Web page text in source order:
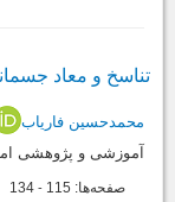
تناسخ و معاد
محمدحسین فاریاب
آموزشی و پژوهشی
صفحه‌ها: 115
-